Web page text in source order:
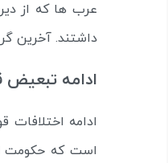
عرب ها که از
داشتند. آخرین
ادامه تبعیض
ادامه
است که حکومت